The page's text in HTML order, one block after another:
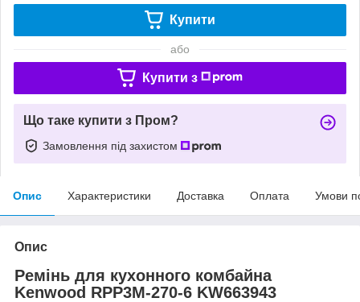
Купити
або
Купити з
Що таке купити з Пром?
Замовлення під захистом
Опис Характеристики Доставка Оплата Умови
Опис
Ремінь для кухонного комбайна
Kenwood RPP3M-270-6 KW663943